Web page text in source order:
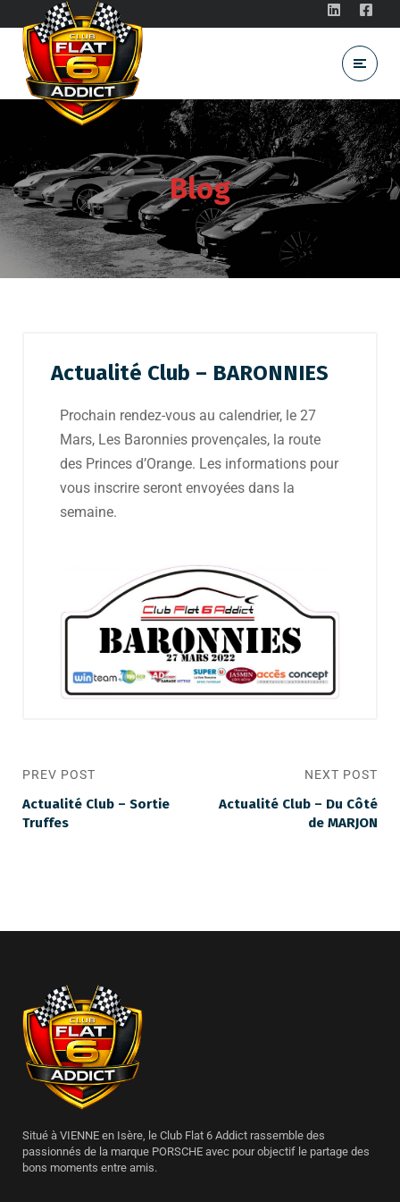
Blog
Actualité Club – BARONNIES
Prochain rendez-vous au calendrier, le 27
Mars, Les Baronnies provençales, la route
des Princes d’Orange. Les informations pour
vous inscrire seront envoyées dans la
semaine.
PREV POST
Actualité Club – Sortie
Truffes
NEXT POST
Actualité Club – Du Côté
de MARJON
Situé à VIENNE en Isère, le Club Flat 6 Addict rassemble des
passionnés de la marque PORSCHE avec pour objectif le partage des
bons moments entre amis.